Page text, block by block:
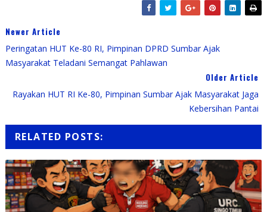
Newer Article
Peringatan HUT Ke-80 RI, Pimpinan DPRD Sumbar Ajak
Masyarakat Teladani Semangat Pahlawan
Older Article
Rayakan HUT RI Ke-80, Pimpinan Sumbar Ajak Masyarakat Jaga
Kebersihan Pantai
RELATED POSTS: